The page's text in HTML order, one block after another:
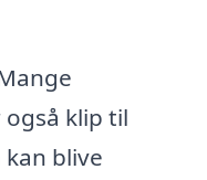
klip til
blive